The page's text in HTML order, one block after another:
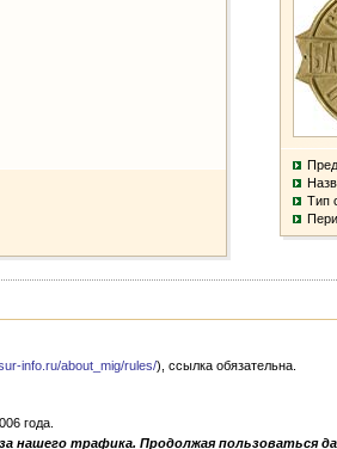
Тип
info.ru/about_mig/rules/), ссылка обязательна.
года.
нашего трафика. Продолжая